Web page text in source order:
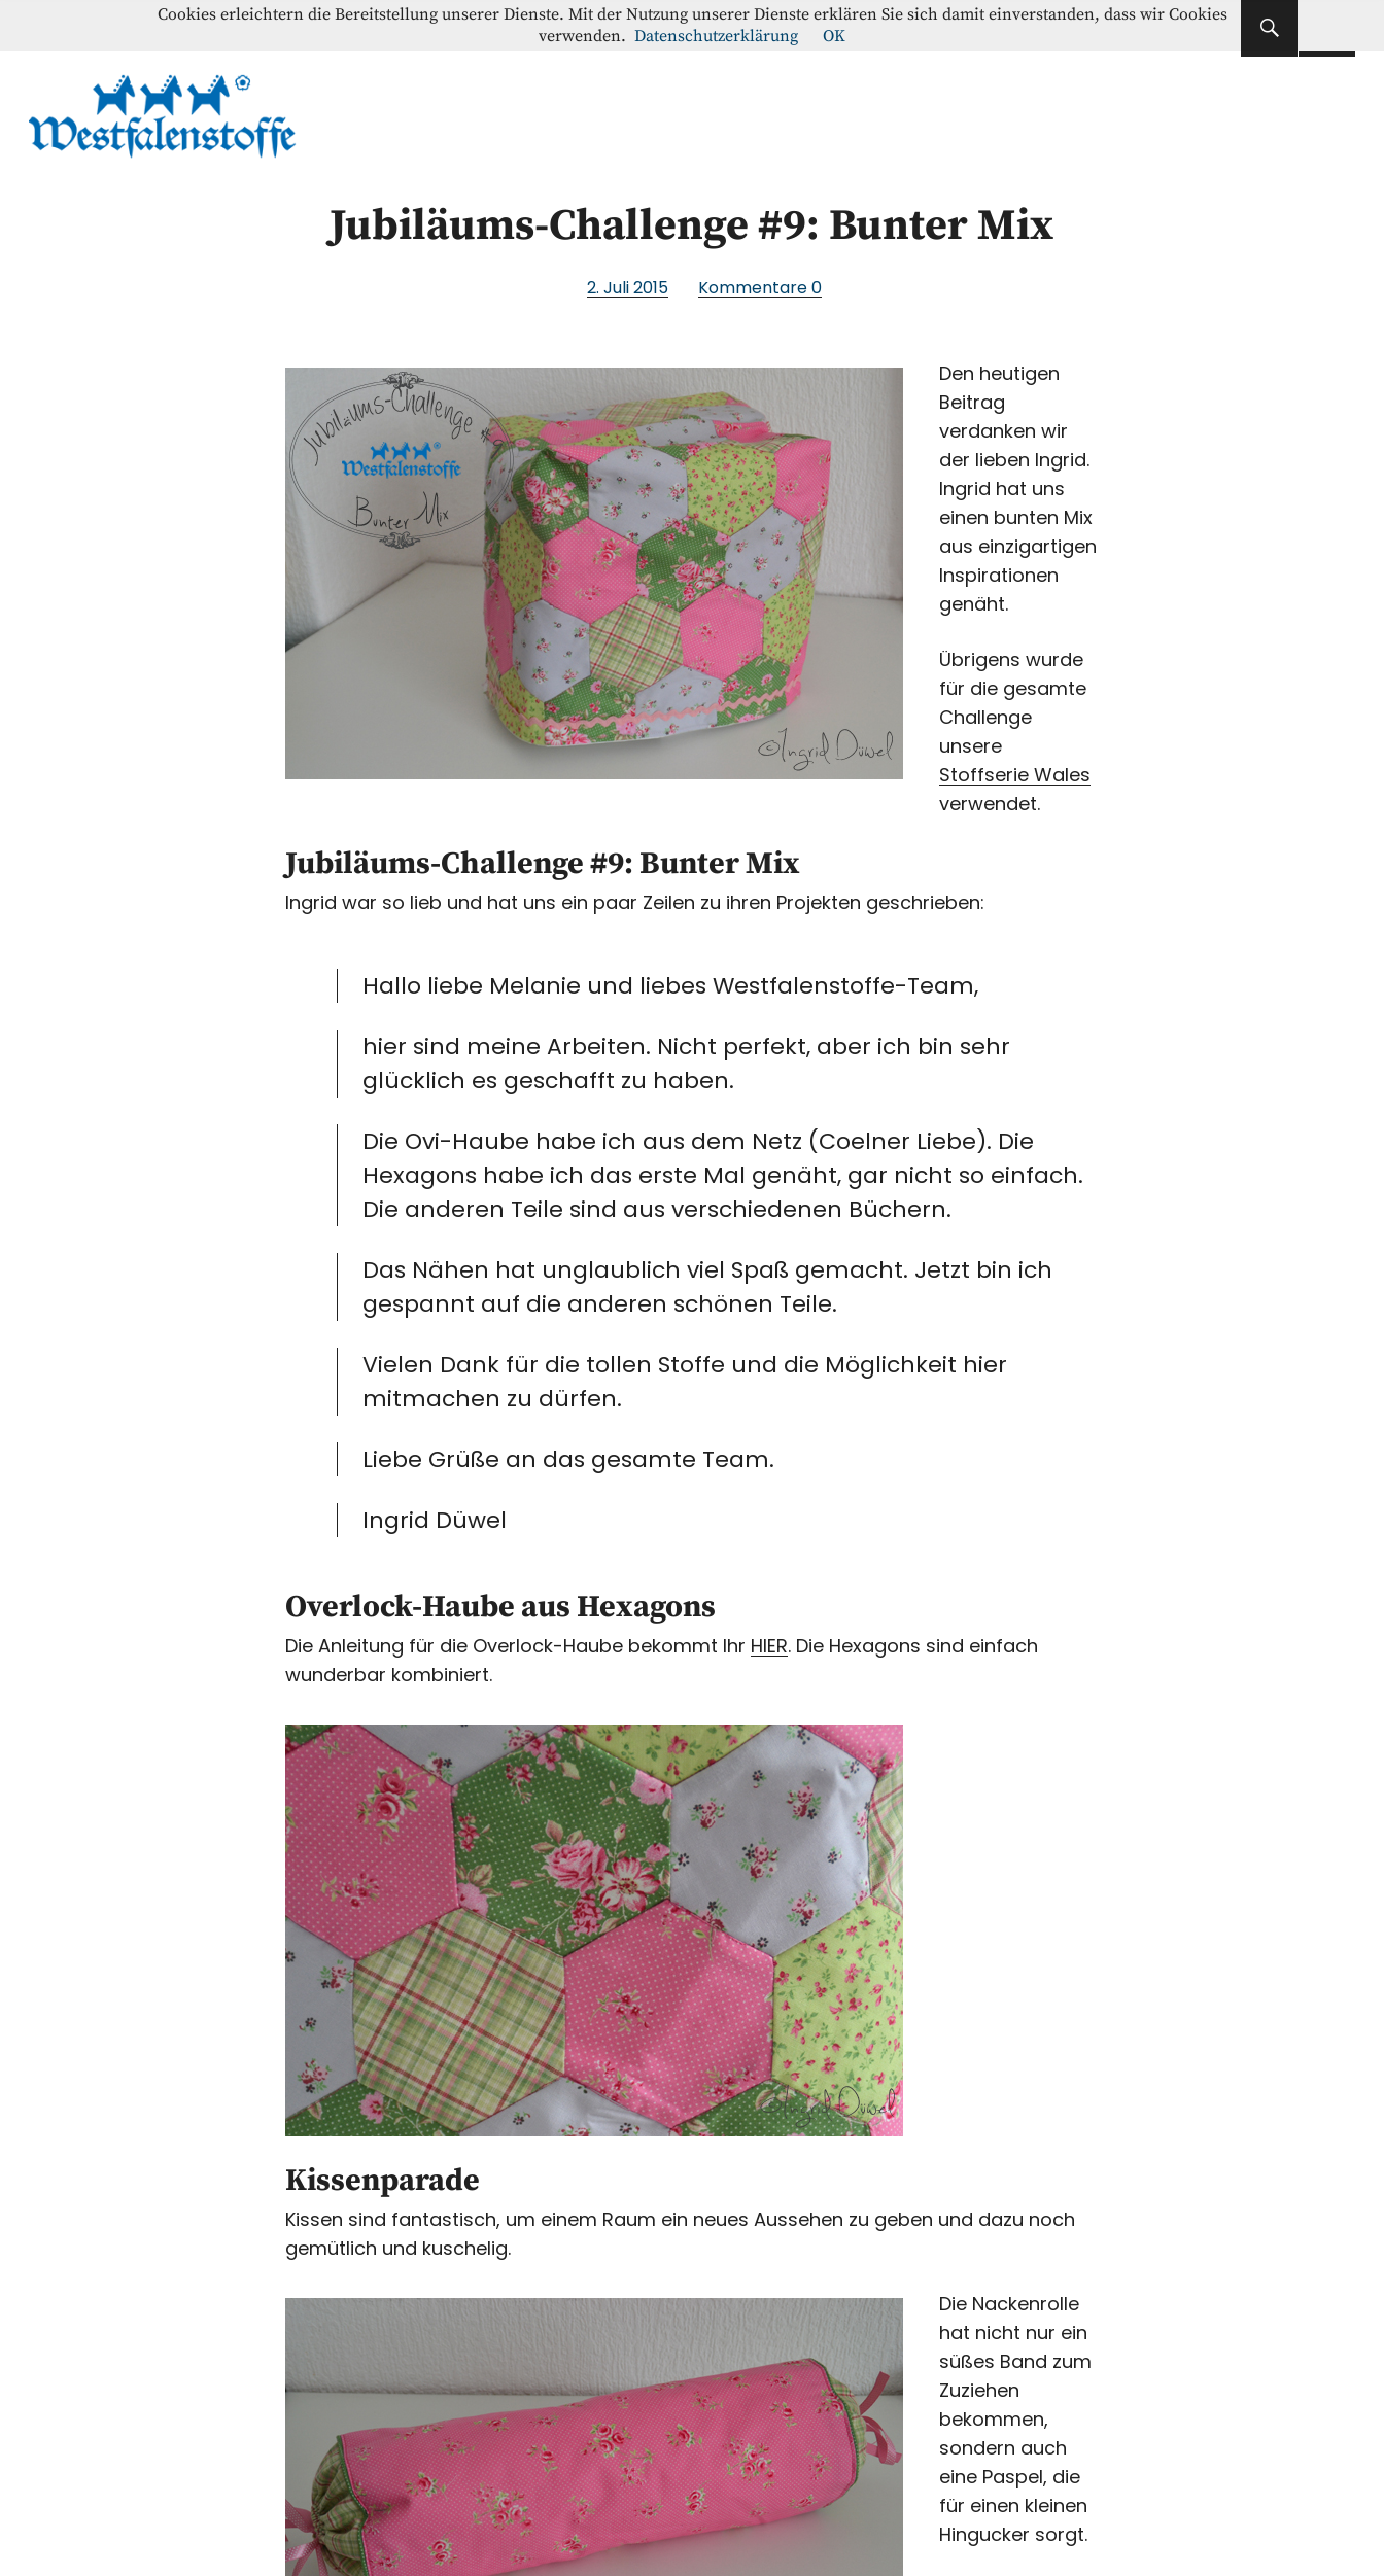
Westfalenstoffe-Blog
InstagramFacebook
Jubiläums-Challenge #9: Bunter Mix
2. Juli 2015 Kommentare0
Den heutigen
Beitrag
verdanken wir
der lieben Ingrid.
Ingrid hat uns
einen bunten Mix
aus einzigartigen
Inspirationen
genäht.
Übrigens wurde
für die gesamte
Challenge
unsere
Stoffserie Wales
verwendet.
Jubiläums-Challenge #9: Bunter Mix
Ingrid war so lieb und hat uns ein paar Zeilen zu ihren Projekten geschrieben:
Hallo liebe Melanie und liebes Westfalenstoffe-Team,
hier sind meine Arbeiten. Nicht perfekt, aber ich bin sehr
glücklich es geschafft zu haben.
Die Ovi-Haube habe ich aus dem Netz (Coelner Liebe). Die
Hexagons habe ich das erste Mal genäht, gar nicht so einfach.
Die anderen Teile sind aus verschiedenen Büchern.
Das Nähen hat unglaublich viel Spaß gemacht. Jetzt bin ich
gespannt auf die anderen schönen Teile.
Vielen Dank für die tollen Stoffe und die Möglichkeit hier
mitmachen zu dürfen.
Liebe Grüße an das gesamte Team.
Ingrid Düwel
Overlock-Haube aus Hexagons
Die Anleitung für die Overlock-Haube bekommt Ihr HIER. Die Hexagons sind einfach
wunderbar kombiniert.
Kissenparade
Kissen sind fantastisch, um einem Raum ein neues Aussehen zu geben und dazu noch
gemütlich und kuschelig.
Die Nackenrolle
hat nicht nur ein
süßes Band zum
Zuziehen
bekommen,
sondern auch
eine Paspel, die
für einen kleinen
Hingucker sorgt.
Cookies erleichtern die Bereitstellung unserer Dienste. Mit der Nutzung unserer Dienste erklären Sie sich damit einverstanden, dass wir Cookies
verwenden. Datenschutzerklärung OK